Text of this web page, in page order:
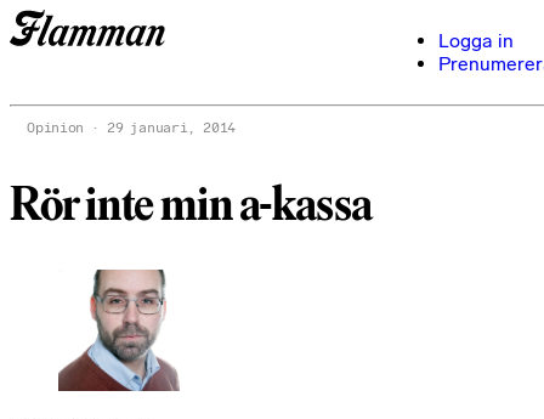
Logga in
Opinion 29 januari, 2014
Rör inte min a-kassa